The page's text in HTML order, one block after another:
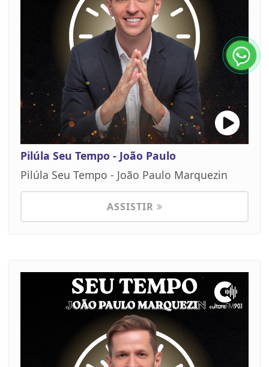
Pilúla Seu Tempo - João Paulo
Pilúla Seu Tempo - João Paulo Marquezin
ASSISTIR